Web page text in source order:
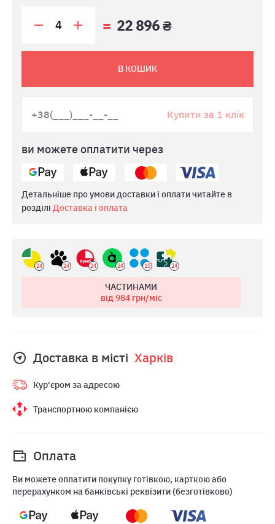
22 896 ₴
В КОШИК
Купити за 1 клік
ви можете оплатити через
Детальніше про умови доставки і оплати читайте в
розділі Доставка і оплата
24 24 24 24 15 24
ЧАСТИНАМИ
від 984грн/міс
Доставка в місті Харкiв
Кур'єром за адресою
Транспортною компанією
Оплата
Ви можете оплатити покупку готівкою, карткою або
перерахунком на банківські реквізити (безготівково)